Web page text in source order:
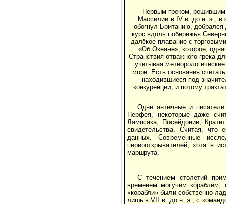
Первым греком,
Массилии в IV в. до н. э., в
обогнул Британию,
курс вдоль побережья
далёкое плавание с
«Об Океане», которое,
Странствия отважного грека
учитывая
море. Есть основания
находившиеся под
конкуренции, и потому
Одни античные и писатели
Перфея, некоторые даже
Лампсака, Посейдонии,
свидетельства, Считая, что
данных. Современные
первооткрывателей, хотя в
маршрута.
С течением столетий
временем могучим
«корабли» были собственно
лишь в VII в. до н. э., с